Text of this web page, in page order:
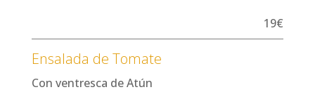
19€
Ensalada de Tomate
Con ventresca de Atún